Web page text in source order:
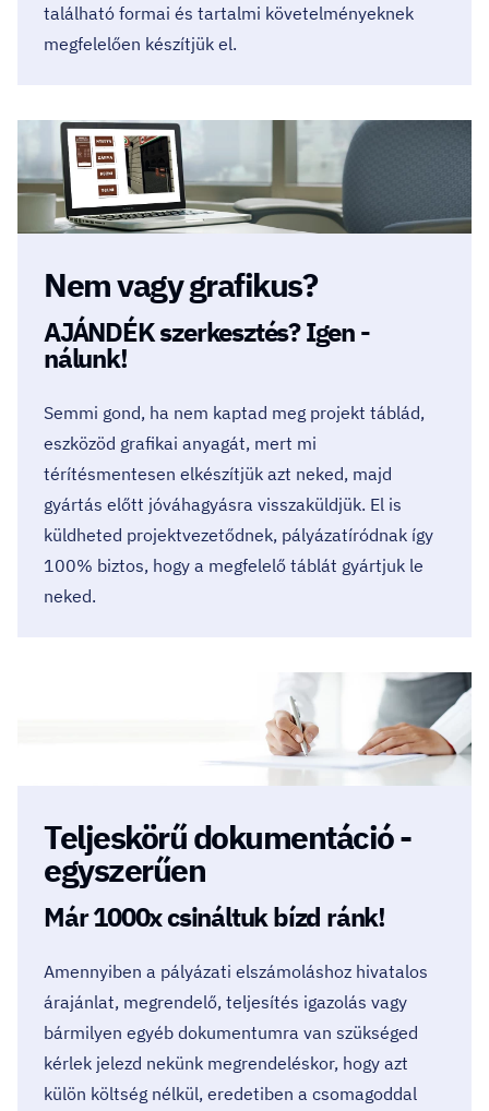
található formai és tartalmi követelményeknek
megfelelően készítjük el.
Nem vagy grafikus?
AJÁNDÉK szerkesztés? Igen -
nálunk!
Semmi gond, ha nem kaptad meg projekt táblád,
eszközöd grafikai anyagát, mert mi
térítésmentesen elkészítjük azt neked, majd
gyártás előtt jóváhagyásra visszaküldjük. El is
küldheted projektvezetődnek, pályázatíródnak így
100% biztos, hogy a megfelelő táblát gyártjuk le
neked.
Teljeskörű dokumentáció -
egyszerűen
Már 1000x csináltuk bízd ránk!
Amennyiben a pályázati elszámoláshoz hivatalos
árajánlat, megrendelő, teljesítés igazolás vagy
bármilyen egyéb dokumentumra van szükséged
kérlek jelezd nekünk megrendeléskor, hogy azt
külön költség nélkül, eredetiben a csomagoddal